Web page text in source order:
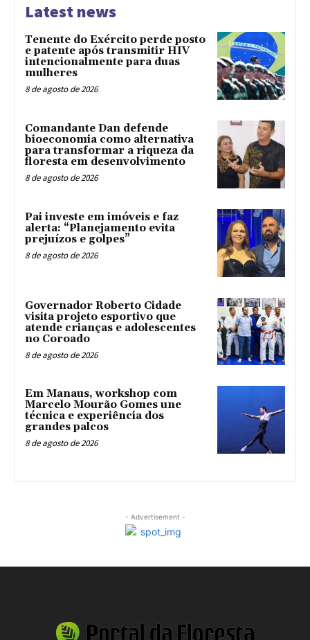
Latest news
Tenente do Exército perde posto
e patente após transmitir HIV
intencionalmente para duas
mulheres
8 de agosto de 2026
Comandante Dan defende
bioeconomia como alternativa
para transformar a riqueza da
floresta em desenvolvimento
8 de agosto de 2026
Pai investe em imóveis e faz
alerta: “Planejamento evita
prejuízos e golpes”
8 de agosto de 2026
Governador Roberto Cidade
visita projeto esportivo que
atende crianças e adolescentes
no Coroado
8 de agosto de 2026
Em Manaus, workshop com
Marcelo Mourão Gomes une
técnica e experiência dos
grandes palcos
8 de agosto de 2026
- Advertisement -